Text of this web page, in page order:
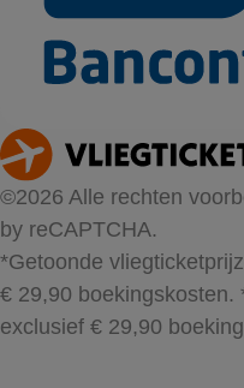
©2026 Alle rechten
by reCAPTCHA.
*Getoonde
€ 29,90 boekingskosten.
exclusief € 29,90